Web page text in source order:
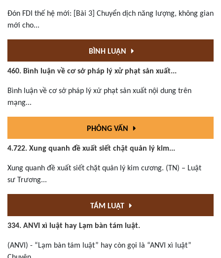
Đón FDI thế hệ mới: [Bài 3] Chuyển dịch năng lượng, không gian
mới cho...
BÌNH LUẬN
460. Bình luận về cơ sở pháp lý xử phạt sản xuất...
Bình luận về cơ sở pháp lý xử phạt sản xuất nội dung trên
mạng...
PHỎNG VẤN
4.722. Xung quanh đề xuất siết chặt quản lý kim...
Xung quanh đề xuất siết chặt quản lý kim cương. (TN) – Luật
sư Trương...
TÁM LUẬT
334. ANVI xì luật hay Lạm bàn tám luật.
(ANVI) - “Lạm bàn tám luật” hay còn gọi là “ANVI xì luật”